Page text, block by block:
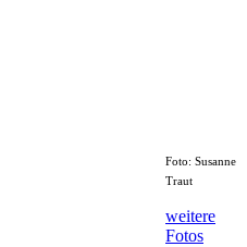
Foto: Susanne
Traut
weitere
Fotos